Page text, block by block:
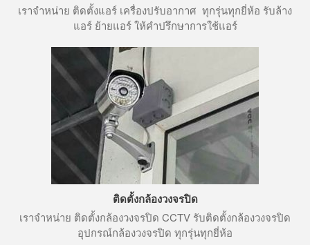
เราจำหน่าย ติดตั้งแอร์ เครื่องปรับอากาศ ทุกรุ่นทุกยี่ห้อ รับล้าง
แอร์ ย้ายแอร์ ให้คำปรึกษาการใช้แอร์
ติดตั้งกล้องวงจรปิด
เราจำหน่าย ติดตั้งกล้องวงจรปิด CCTV รับติดตั้งกล้องวงจรปิด
อุปกรณ์กล้องวงจรปิด ทุกรุ่นทุกยี่ห้อ